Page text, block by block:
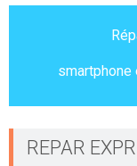
smartphone
REPAR